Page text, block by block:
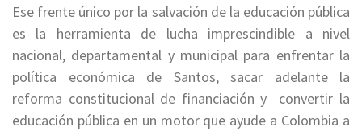
Ese frente único por la salvación de la educación pública
es la herramienta de lucha imprescindible a nivel
nacional, departamental y municipal para enfrentar la
política económica de Santos, sacar adelante la
reforma constitucional de financiación y convertir la
educación pública en un motor que ayude a Colombia a